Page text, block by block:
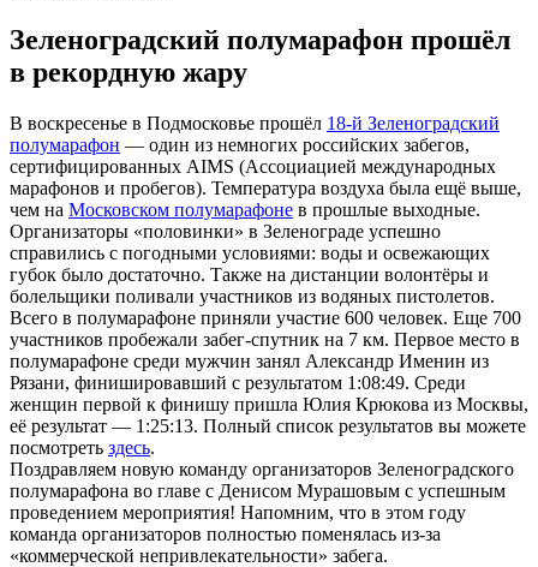
Зеленоградский полумарафон прошёл
в рекордную жару
В воскресенье в Подмосковье прошёл 18-й Зеленоградский
полумарафон — один из немногих российских забегов,
сертифицированных AIMS (Ассоциацией международных
марафонов и пробегов). Температура воздуха была ещё выше,
чем на Московском полумарафоне в прошлые выходные.
Организаторы «половинки» в Зеленограде успешно
справились с погодными условиями: воды и освежающих
губок было достаточно. Также на дистанции волонтёры и
болельщики поливали участников из водяных пистолетов.
Всего в полумарафоне приняли участие 600 человек. Еще 700
участников пробежали забег-спутник на 7 км. Первое место в
полумарафоне среди мужчин занял Александр Именин из
Рязани, финишировавший с результатом 1:08:49. Среди
женщин первой к финишу пришла Юлия Крюкова из Москвы,
её результат — 1:25:13. Полный список результатов вы можете
посмотреть здесь.
Поздравляем новую команду организаторов Зеленоградского
полумарафона во главе с Денисом Мурашовым с успешным
проведением мероприятия! Напомним, что в этом году
команда организаторов полностью поменялась из-за
«коммерческой непривлекательности» забега.